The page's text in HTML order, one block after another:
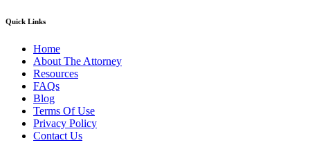
Quick Links
Home
About The Attorney
Resources
FAQs
Blog
Terms Of Use
Privacy Policy
Contact Us